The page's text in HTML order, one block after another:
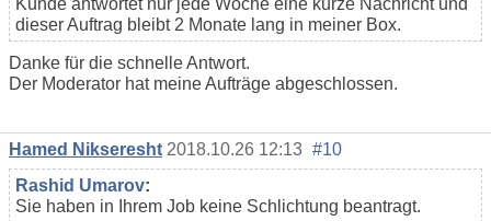
Kunde antwortet nur jede Woche eine kurze Nachricht und
dieser Auftrag bleibt 2 Monate lang in meiner Box.
Danke für die schnelle Antwort.
Der Moderator hat meine Aufträge abgeschlossen.
Hamed Nikseresht 2018.10.26 12:13 #10
Rashid Umarov:
Sie haben in Ihrem Job keine Schlichtung beantragt.